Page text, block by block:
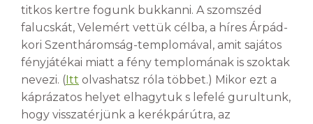
titkos kertre fogunk bukkanni. A szomszéd
falucskát, Velemért vettük célba, a híres Árpád-
kori Szentháromság-templomával, amit sajátos
fényjátékai miatt a fény templomának is szoktak
nevezi. (Itt olvashatsz róla többet.) Mikor ezt a
káprázatos helyet elhagytuk s lefelé gurultunk,
hogy visszatérjünk a kerékpárútra, az